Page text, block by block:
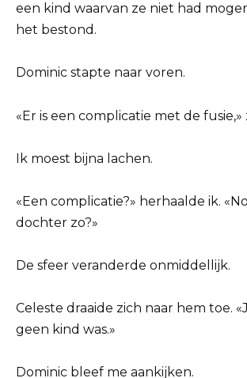
een kind waarvan ze niet had
het bestond.
Dominic stapte naar voren.
«Er is een complicatie met de fusie,»
Ik moest bijna lachen.
«Een complicatie?» herhaalde ik.
dochter zo?»
De sfeer veranderde onmiddellijk.
Celeste draaide zich naar hem toe.
geen kind was.»
Dominic bleef me aankijken.